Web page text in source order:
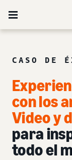
CASO DE
con los
Video y
para
todo el